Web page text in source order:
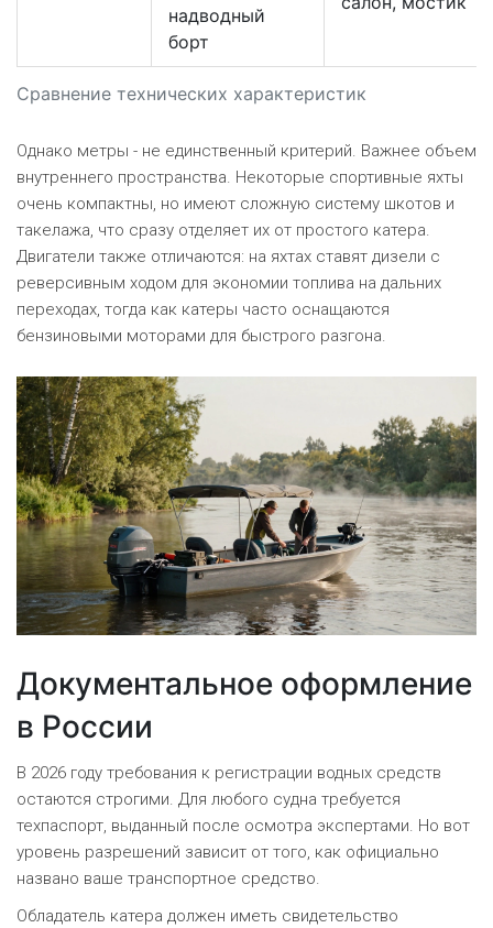
Сравнение технических характеристик
надводный
борт
Однако метры - не единственный критерий. Важнее объем
внутреннего пространства. Некоторые спортивные яхты
очень компактны, но имеют сложную систему шкотов и
такелажа, что сразу отделяет их от простого катера.
Двигатели также отличаются: на яхтах ставят дизели с
реверсивным ходом для экономии топлива на дальних
переходах, тогда как катеры часто оснащаются
бензиновыми моторами для быстрого разгона.
Документальное оформление
в России
В 2026 году требования к регистрации водных средств
остаются строгими. Для любого судна требуется
техпаспорт, выданный после осмотра экспертами. Но вот
уровень разрешений зависит от того, как официально
названо ваше транспортное средство.
Обладатель катера должен иметь свидетельство